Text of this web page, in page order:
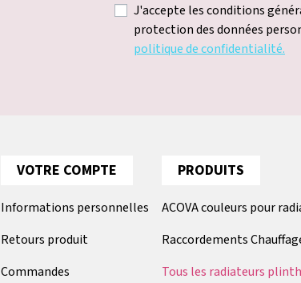
J'accepte les conditions
protection des données
politique de confidentialité.
VOTRE COMPTE
Informations personnelles
Retours produit
Commandes
PRODUITS
ACOVA couleurs pour
Raccordements
Tous les radiateurs